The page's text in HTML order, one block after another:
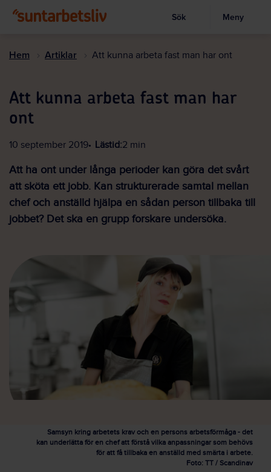
till
Visa sökruta
Sök Meny
Hem Artiklar Att kunna arbeta fast man har ont
Att kunna arbeta fast man har
ont
10 september 2019 Lästid:2 min
Att ha ont under långa perioder kan göra det svårt
att sköta ett jobb. Kan strukturerade samtal mellan
chef och anställd hjälpa en sådan person tillbaka till
jobbet? Det ska en grupp forskare undersöka.
Samsyn kring arbetets krav och en persons arbetsförmåga - det
kan underlätta för en chef att förstå vilka anpassningar som behövs
för att få tillbaka en anställd med smärta i arbete.
Foto: TT / Scandinav